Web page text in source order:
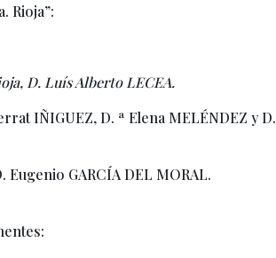
Rioja”:
D. Luís Alberto LECEA.
IÑIGUEZ, D. ª Elena MELÉNDEZ y D.
Eugenio GARCÍA DEL MORAL.